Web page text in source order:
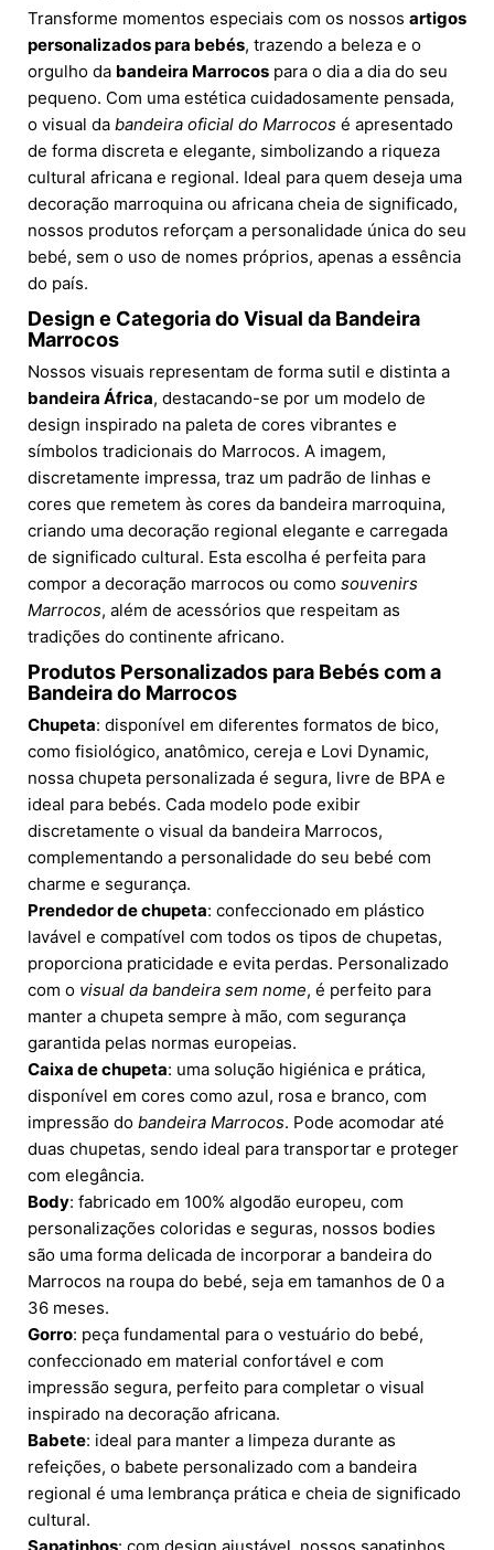
Transforme momentos especiais com os nossos artigos
personalizados para bebés, trazendo a beleza e o
orgulho da bandeira Marrocos para o dia a dia do seu
pequeno. Com uma estética cuidadosamente pensada,
o visual da bandeira oficial do Marrocos é apresentado
de forma discreta e elegante, simbolizando a riqueza
cultural africana e regional. Ideal para quem deseja uma
decoração marroquina ou africana cheia de significado,
nossos produtos reforçam a personalidade única do seu
bebé, sem o uso de nomes próprios, apenas a essência
do país.
Design e Categoria do Visual da Bandeira
Marrocos
Nossos visuais representam de forma sutil e distinta a
bandeira África, destacando-se por um modelo de
design inspirado na paleta de cores vibrantes e
símbolos tradicionais do Marrocos. A imagem,
discretamente impressa, traz um padrão de linhas e
cores que remetem às cores da bandeira marroquina,
criando uma decoração regional elegante e carregada
de significado cultural. Esta escolha é perfeita para
compor a decoração marrocos ou como souvenirs
Marrocos, além de acessórios que respeitam as
tradições do continente africano.
Produtos Personalizados para Bebés com a
Bandeira do Marrocos
Chupeta: disponível em diferentes formatos de bico,
como fisiológico, anatômico, cereja e Lovi Dynamic,
nossa chupeta personalizada é segura, livre de BPA e
ideal para bebés. Cada modelo pode exibir
discretamente o visual da bandeira Marrocos,
complementando a personalidade do seu bebé com
charme e segurança.
Prendedor de chupeta: confeccionado em plástico
lavável e compatível com todos os tipos de chupetas,
proporciona praticidade e evita perdas. Personalizado
com o visual da bandeira sem nome, é perfeito para
manter a chupeta sempre à mão, com segurança
garantida pelas normas europeias.
Caixa de chupeta: uma solução higiénica e prática,
disponível em cores como azul, rosa e branco, com
impressão do bandeira Marrocos. Pode acomodar até
duas chupetas, sendo ideal para transportar e proteger
com elegância.
Body: fabricado em 100% algodão europeu, com
personalizações coloridas e seguras, nossos bodies
são uma forma delicada de incorporar a bandeira do
Marrocos na roupa do bebé, seja em tamanhos de 0 a
36 meses.
Gorro: peça fundamental para o vestuário do bebé,
confeccionado em material confortável e com
impressão segura, perfeito para completar o visual
inspirado na decoração africana.
Babete: ideal para manter a limpeza durante as
refeições, o babete personalizado com a bandeira
regional é uma lembrança prática e cheia de significado
cultural.